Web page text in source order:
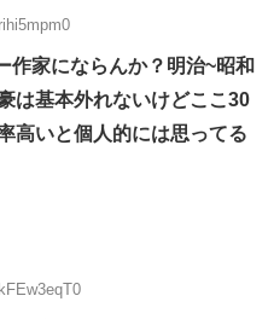
家にならんか？明治~昭和
は基本外れないけどここ30
高いと個人的には思ってる